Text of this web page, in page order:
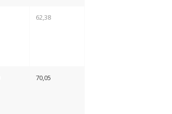
62,38
70,05